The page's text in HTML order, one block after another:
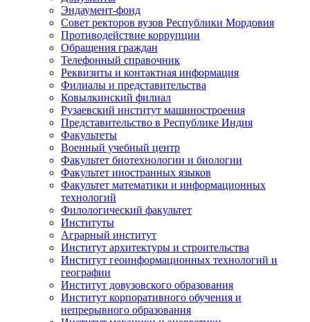
Эндаумент-фонд
Совет ректоров вузов Республики Мордовия
Противодействие коррупции
Обращения граждан
Телефонный справочник
Реквизиты и контактная информация
Филиалы и представительства
Ковылкинский филиал
Рузаевский институт машиностроения
Представительство в Республике Индия
Факультеты
Военный учебный центр
Факультет биотехнологии и биологии
Факультет иностранных языков
Факультет математики и информационных
технологий
Филологический факультет
Институты
Аграрный институт
Институт архитектуры и строительства
Институт геоинформационных технологий и
географии
Институт довузовского образования
Институт корпоративного обучения и
непрерывного образования